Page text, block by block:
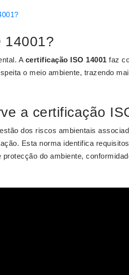
14001?
A certificação ISO 14001 faz
o meio ambiente, trazendo
a certificação
dos riscos ambientais
Esta norma identifica
do ambiente,